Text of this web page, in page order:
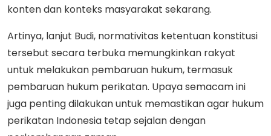
konten dan konteks masyarakat sekarang.
Artinya, lanjut Budi, normativitas ketentuan konstitusi
tersebut secara terbuka memungkinkan rakyat
untuk melakukan pembaruan hukum, termasuk
pembaruan hukum perikatan. Upaya semacam ini
juga penting dilakukan untuk memastikan agar hukum
perikatan Indonesia tetap sejalan dengan